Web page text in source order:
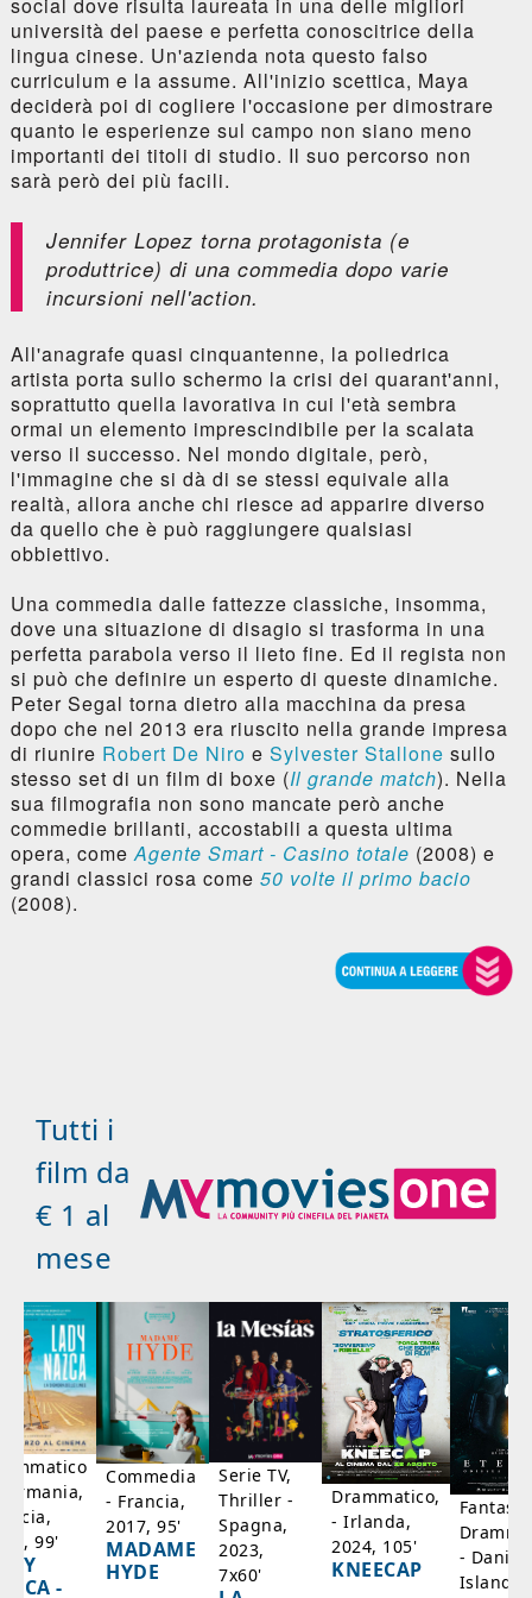
università del paese e perfetta conoscitrice della
lingua cinese. Un'azienda nota questo falso
curriculum e la assume. All'inizio scettica, Maya
deciderà poi di cogliere l'occasione per dimostrare
quanto le esperienze sul campo non siano meno
importanti dei titoli di studio. Il suo percorso non
sarà però dei più facili.
Jennifer Lopez torna protagonista (e
produttrice) di una commedia dopo varie
incursioni nell'action.
All'anagrafe quasi cinquantenne, la poliedrica
artista porta sullo schermo la crisi dei quarant'anni,
soprattutto quella lavorativa in cui l'età sembra
ormai un elemento imprescindibile per la scalata
verso il successo. Nel mondo digitale, però,
l'immagine che si dà di se stessi equivale alla
realtà, allora anche chi riesce ad apparire diverso
da quello che è può raggiungere qualsiasi
obbiettivo.
Una commedia dalle fattezze classiche, insomma,
dove una situazione di disagio si trasforma in una
perfetta parabola verso il lieto fine. Ed il regista non
si può che definire un esperto di queste dinamiche.
Peter Segal torna dietro alla macchina da presa
dopo che nel 2013 era riuscito nella grande impresa
di riunire Robert De Niro e Sylvester Stallone sullo
stesso set di un film di boxe (Il grande match). Nella
sua filmografia non sono mancate però anche
commedie brillanti, accostabili a questa ultima
opera, comeAgente Smart - Casino totale (2008) e
grandi classici rosa come 50 volte il primo bacio
(2008).
Tutti i
film da
€ 1 al
mese
99'
-
Commedia
- Francia,
2017, 95'
MADAME
HYDE
Serie TV,
Thriller -
Spagna,
2023,
7x60'
Drammatico,
- Irlanda,
2024, 105'
KNEECAP
-
Islanda,